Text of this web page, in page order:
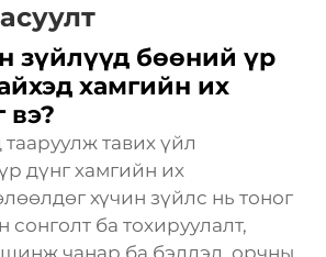
зүйлүүд бөөний үр
хамгийн их
вэ?
тавих үйл
дүнг хамгийн их
хүчин зүйлс нь тоног
ба тохируулалт,
чанар ба бэлдэл, орчны